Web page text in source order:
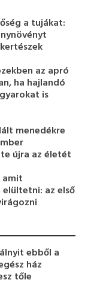
a tujákat:
az apró
ha hajlandó
is
menedékre
újra az életét
amit
az első
ebből a
ház
tőle